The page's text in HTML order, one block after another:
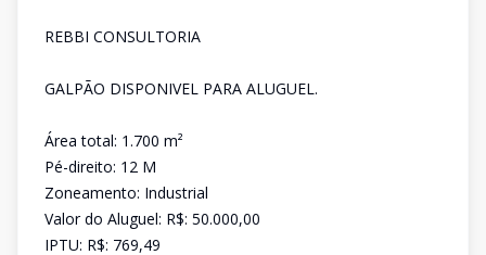
REBBI CONSULTORIA
GALPÃO DISPONIVEL PARA ALUGUEL.
Área total: 1.700 m²
Pé-direito: 12 M
Zoneamento: Industrial
Valor do Aluguel: R$: 50.000,00
IPTU: R$: 769,49